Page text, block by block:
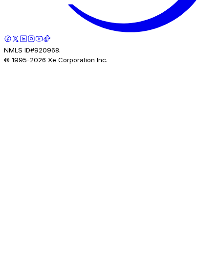
NMLS ID#920968.
© 1995-2026 Xe Corporation Inc.